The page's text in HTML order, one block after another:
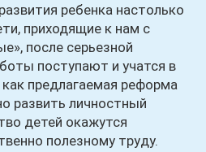
ребенка настолько
приходящие к нам с
после серьезной
поступают и учатся в
предлагаемая реформа
развить личностный
детей окажутся
полезному труду.